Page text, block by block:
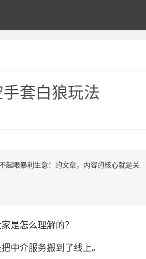
套白狼玩法
起眼暴利生意！的文章，内容的核心就是关
是怎么理解的？
介服务搬到了线上。